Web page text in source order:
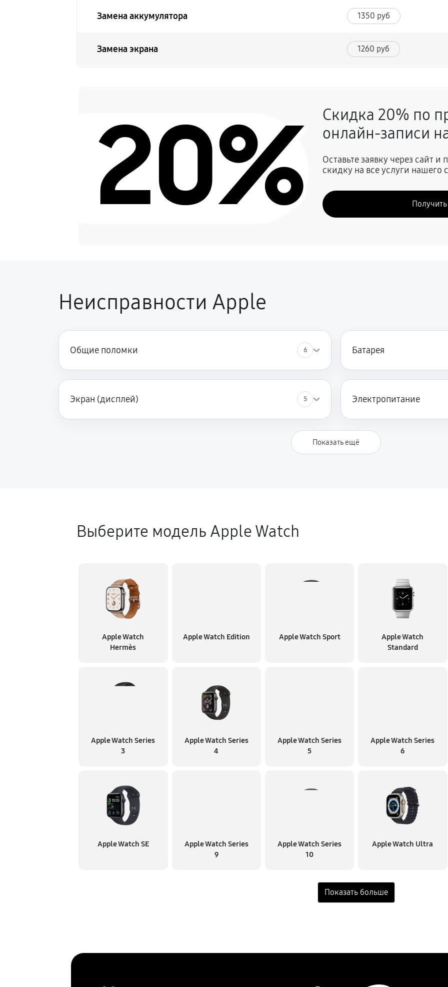
Замена аккумулятора 1350 руб
Замена экрана 1260 руб
1080 руб
Замена кнопки включения
Замена Bluetooth
20%
Скидка 20% по
онлайн-записи
Оставьте заявку через сайт
скидку на все услуги нашего
Неисправности Apple
Общие поломки 6 Батарея
Экран (дисплей) 5 Электропитание
Показать ещё
Выберите модель Apple Watch
Apple Watch
Hermès
Apple Watch Edition Apple Watch Sport
Apple Watch
Standard
Apple Watch Series
3
Apple Watch Series
4
Apple Watch Series
5
Apple Watch Series
6
Apple Watch SE
Apple Watch Series
9
Apple Watch Series
10
Apple Watch Ultra